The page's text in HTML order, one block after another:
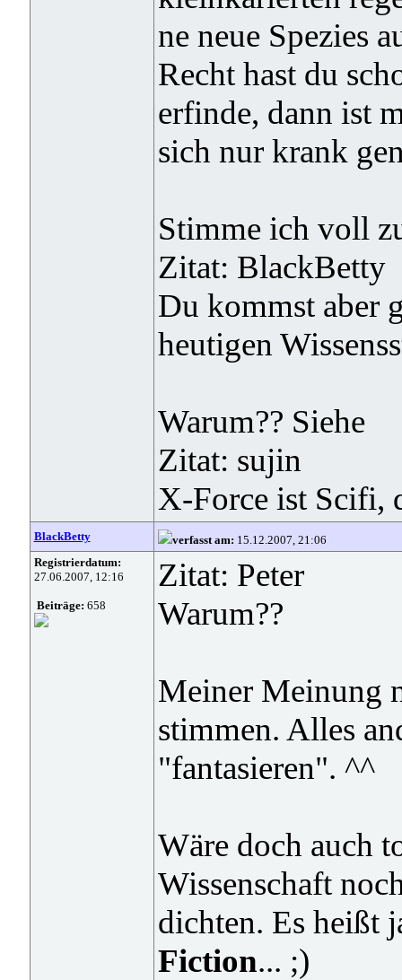
ne neue Spezies
Recht hast du
erfinde, dann ist
sich nur krank
Stimme ich voll
Zitat: BlackBetty
Du kommst aber
heutigen
Warum?? Siehe
Zitat: sujin
X-Force ist Scifi,
BlackBetty verfasst am: 15.12.2007, 21:06
Registrierdatum:
27.06.2007, 12:16
Beiträge: 658
Zitat: Peter
Warum??
Meiner Meinung
stimmen. Alles
"fantasieren". ^^
Wäre doch auch
Wissenschaft
dichten. Es heißt
Fiction... ;)